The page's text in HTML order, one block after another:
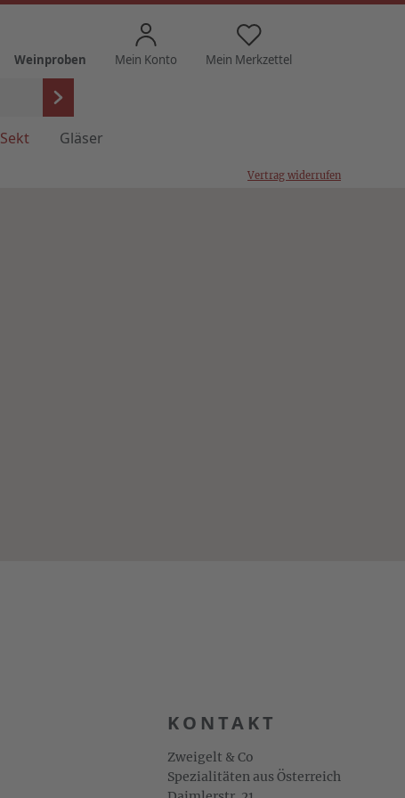
Weinproben Mein Konto Mein Merkzettel
Sekt Gläser
Vertrag widerrufen
KONTAKT
Zweigelt & Co
Spezialitäten aus Österreich